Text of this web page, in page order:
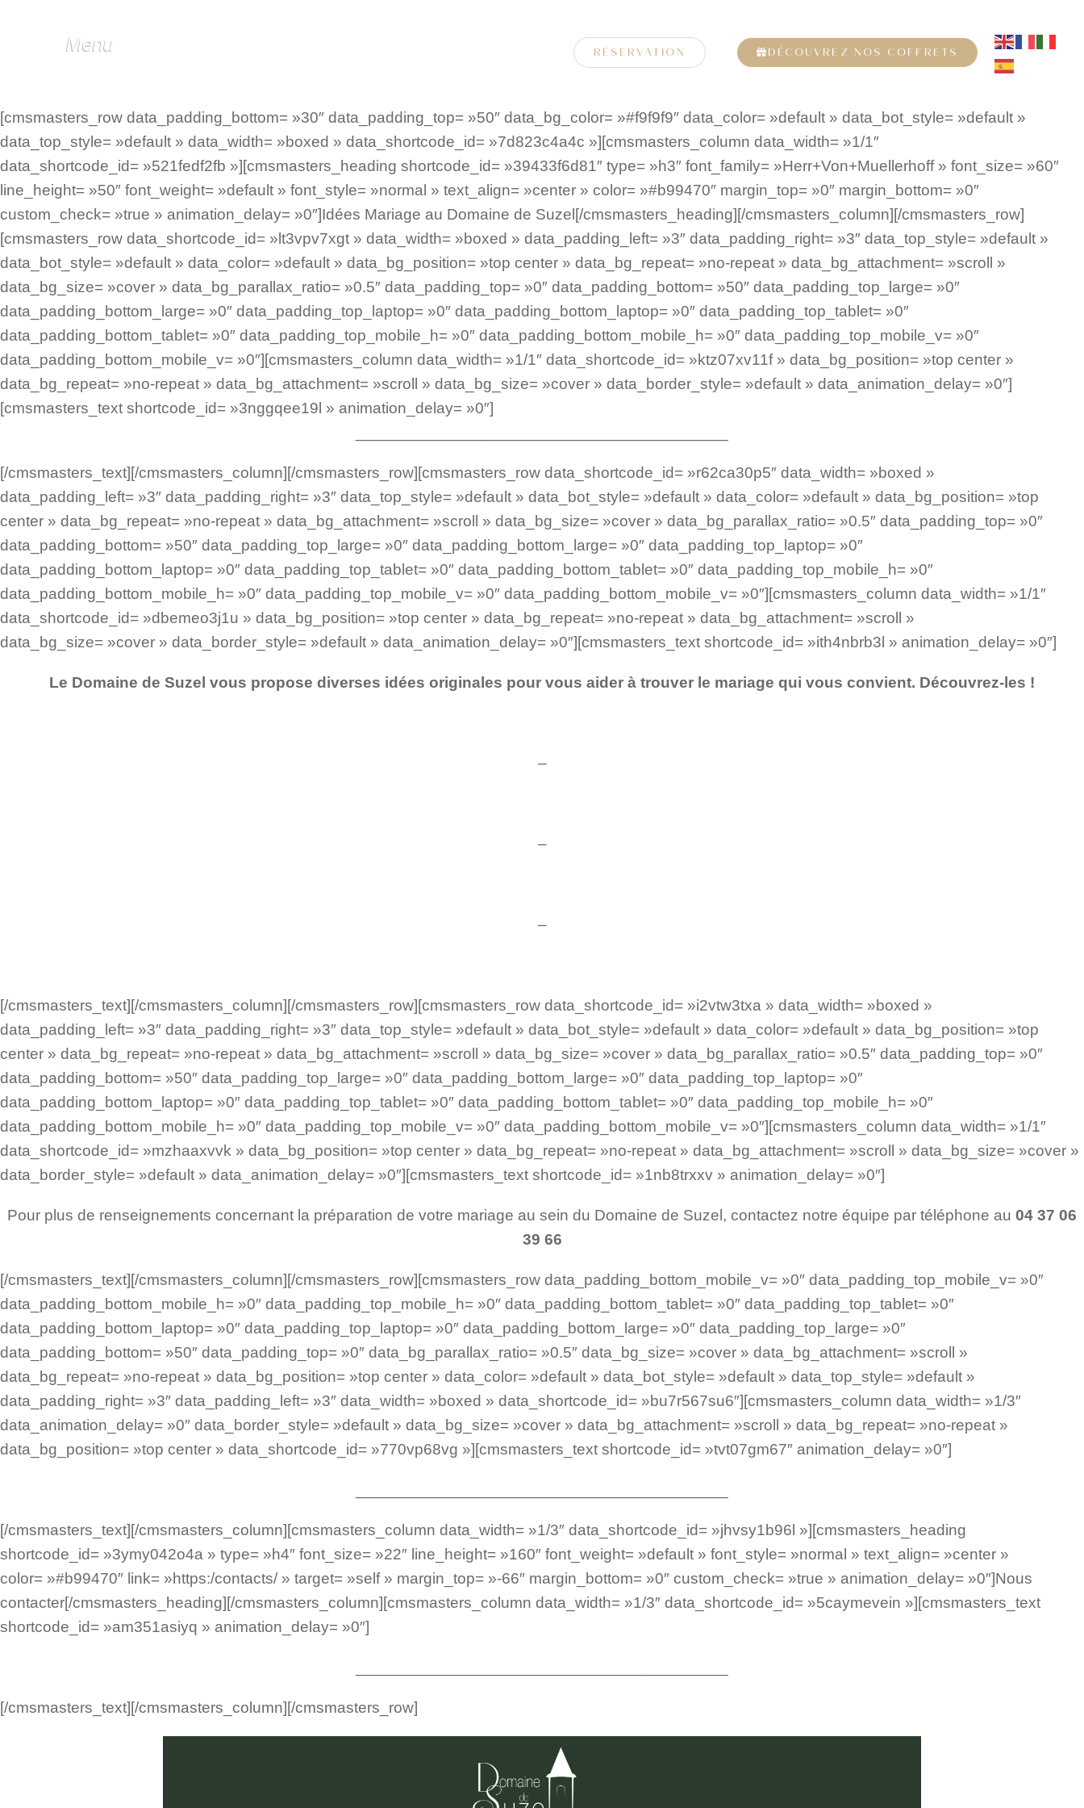
Menu RÉSERVATION DÉCOUVREZ NOS COFFRETS
[cmsmasters_row data_padding_bottom= »30″ data_padding_top= »50″ data_bg_color= »#f9f9f9″ data_color= »default » data_bot_style= »default »
data_top_style= »default » data_width= »boxed » data_shortcode_id= »7d823c4a4c »][cmsmasters_column data_width= »1/1″
data_shortcode_id= »521fedf2fb »][cmsmasters_heading shortcode_id= »39433f6d81″ type= »h3″ font_family= »Herr+Von+Muellerhoff » font_size= »60″
line_height= »50″ font_weight= »default » font_style= »normal » text_align= »center » color= »#b99470″ margin_top= »0″ margin_bottom= »0″
custom_check= »true » animation_delay= »0″]Idées Mariage au Domaine de Suzel[/cmsmasters_heading][/cmsmasters_column][/cmsmasters_row]
[cmsmasters_row data_shortcode_id= »lt3vpv7xgt » data_width= »boxed » data_padding_left= »3″ data_padding_right= »3″ data_top_style= »default »
data_bot_style= »default » data_color= »default » data_bg_position= »top center » data_bg_repeat= »no-repeat » data_bg_attachment= »scroll »
data_bg_size= »cover » data_bg_parallax_ratio= »0.5″ data_padding_top= »0″ data_padding_bottom= »50″ data_padding_top_large= »0″
data_padding_bottom_large= »0″ data_padding_top_laptop= »0″ data_padding_bottom_laptop= »0″ data_padding_top_tablet= »0″
data_padding_bottom_tablet= »0″ data_padding_top_mobile_h= »0″ data_padding_bottom_mobile_h= »0″ data_padding_top_mobile_v= »0″
data_padding_bottom_mobile_v= »0″][cmsmasters_column data_width= »1/1″ data_shortcode_id= »ktz07xv11f » data_bg_position= »top center »
data_bg_repeat= »no-repeat » data_bg_attachment= »scroll » data_bg_size= »cover » data_border_style= »default » data_animation_delay= »0″]
[cmsmasters_text shortcode_id= »3nggqee19l » animation_delay= »0″]
[/cmsmasters_text][/cmsmasters_column][/cmsmasters_row][cmsmasters_row data_shortcode_id= »r62ca30p5″ data_width= »boxed »
data_padding_left= »3″ data_padding_right= »3″ data_top_style= »default » data_bot_style= »default » data_color= »default » data_bg_position= »top
center » data_bg_repeat= »no-repeat » data_bg_attachment= »scroll » data_bg_size= »cover » data_bg_parallax_ratio= »0.5″ data_padding_top= »0″
data_padding_bottom= »50″ data_padding_top_large= »0″ data_padding_bottom_large= »0″ data_padding_top_laptop= »0″
data_padding_bottom_laptop= »0″ data_padding_top_tablet= »0″ data_padding_bottom_tablet= »0″ data_padding_top_mobile_h= »0″
data_padding_bottom_mobile_h= »0″ data_padding_top_mobile_v= »0″ data_padding_bottom_mobile_v= »0″][cmsmasters_column data_width= »1/1″
data_shortcode_id= »dbemeo3j1u » data_bg_position= »top center » data_bg_repeat= »no-repeat » data_bg_attachment= »scroll »
data_bg_size= »cover » data_border_style= »default » data_animation_delay= »0″][cmsmasters_text shortcode_id= »ith4nbrb3l » animation_delay= »0″]
Le Domaine de Suzel vous propose diverses idées originales pour vous aider à trouver le mariage qui vous convient. Découvrez-les !
–
–
–
[/cmsmasters_text][/cmsmasters_column][/cmsmasters_row][cmsmasters_row data_shortcode_id= »i2vtw3txa » data_width= »boxed »
data_padding_left= »3″ data_padding_right= »3″ data_top_style= »default » data_bot_style= »default » data_color= »default » data_bg_position= »top
center » data_bg_repeat= »no-repeat » data_bg_attachment= »scroll » data_bg_size= »cover » data_bg_parallax_ratio= »0.5″ data_padding_top= »0″
data_padding_bottom= »50″ data_padding_top_large= »0″ data_padding_bottom_large= »0″ data_padding_top_laptop= »0″
data_padding_bottom_laptop= »0″ data_padding_top_tablet= »0″ data_padding_bottom_tablet= »0″ data_padding_top_mobile_h= »0″
data_padding_bottom_mobile_h= »0″ data_padding_top_mobile_v= »0″ data_padding_bottom_mobile_v= »0″][cmsmasters_column data_width= »1/1″
data_shortcode_id= »mzhaaxvvk » data_bg_position= »top center » data_bg_repeat= »no-repeat » data_bg_attachment= »scroll » data_bg_size= »cover »
data_border_style= »default » data_animation_delay= »0″][cmsmasters_text shortcode_id= »1nb8trxxv » animation_delay= »0″]
Pour plus de renseignements concernant la préparation de votre mariage au sein du Domaine de Suzel, contactez notre équipe par téléphone au 04 37 06
39 66
[/cmsmasters_text][/cmsmasters_column][/cmsmasters_row][cmsmasters_row data_padding_bottom_mobile_v= »0″ data_padding_top_mobile_v= »0″
data_padding_bottom_mobile_h= »0″ data_padding_top_mobile_h= »0″ data_padding_bottom_tablet= »0″ data_padding_top_tablet= »0″
data_padding_bottom_laptop= »0″ data_padding_top_laptop= »0″ data_padding_bottom_large= »0″ data_padding_top_large= »0″
data_padding_bottom= »50″ data_padding_top= »0″ data_bg_parallax_ratio= »0.5″ data_bg_size= »cover » data_bg_attachment= »scroll »
data_bg_repeat= »no-repeat » data_bg_position= »top center » data_color= »default » data_bot_style= »default » data_top_style= »default »
data_padding_right= »3″ data_padding_left= »3″ data_width= »boxed » data_shortcode_id= »bu7r567su6″][cmsmasters_column data_width= »1/3″
data_animation_delay= »0″ data_border_style= »default » data_bg_size= »cover » data_bg_attachment= »scroll » data_bg_repeat= »no-repeat »
data_bg_position= »top center » data_shortcode_id= »770vp68vg »][cmsmasters_text shortcode_id= »tvt07gm67″ animation_delay= »0″]
[/cmsmasters_text][/cmsmasters_column][cmsmasters_column data_width= »1/3″ data_shortcode_id= »jhvsy1b96l »][cmsmasters_heading
shortcode_id= »3ymy042o4a » type= »h4″ font_size= »22″ line_height= »160″ font_weight= »default » font_style= »normal » text_align= »center »
color= »#b99470″ link= »https:/contacts/ » target= »self » margin_top= »-66″ margin_bottom= »0″ custom_check= »true » animation_delay= »0″]Nous
contacter[/cmsmasters_heading][/cmsmasters_column][cmsmasters_column data_width= »1/3″ data_shortcode_id= »5caymevein »][cmsmasters_text
shortcode_id= »am351asiyq » animation_delay= »0″]
[/cmsmasters_text][/cmsmasters_column][/cmsmasters_row]